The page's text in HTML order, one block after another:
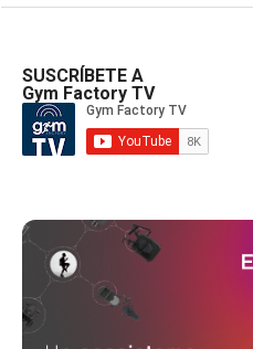
SUSCRÍBETE A
Gym Factory TV